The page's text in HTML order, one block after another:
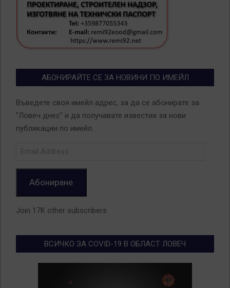
АБОНИРАЙТЕ СЕ ЗА НОВИНИ ПО ИМЕЙЛ
Въведете своя имейл адрес, за да се абонирате за
"Ловеч днес" и да получавате известия за нови
публикации по имейл.
Абониране
Join 17K other subscribers
ВСИЧКО ЗА COVID-19 В ОБЛАСТ ЛОВЕЧ